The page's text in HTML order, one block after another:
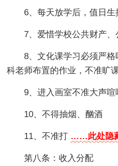
6、每天放学后，值日生
7、爱惜学校公共财产、
8、文化课学习必须严
科老师布置的作业，不准旷
9、进入画室不准大声喧
10、不得抽烟、酗酒
11、不准打 ……此处隐
第八条：收入分配